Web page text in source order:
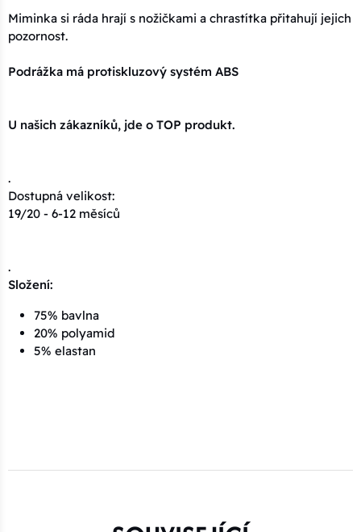
Miminka si ráda hrají s nožičkami a chrastítka přitahují jejich
pozornost.
Podrážka má protiskluzový systém ABS
U našich zákazníků, jde o TOP produkt.
.
Dostupná velikost:
19/20 - 6-12 měsíců
.
Složení:
75% bavlna
20% polyamid
5% elastan